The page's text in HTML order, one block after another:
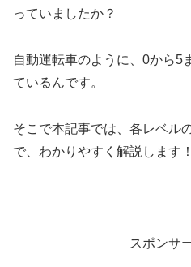
っていましたか？
自動運転車のように、0から5
ているんです。
そこで本記事では、各レベル
で、わかりやすく解説します！
スポンサ